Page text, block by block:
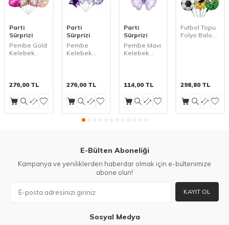
Parti
Sürprizi
Pembe Gold
Kelebek
Set
276,00 TL
Parti
Sürprizi
Pembe
Kelebek
Set
276,00TL
Parti
Sürprizi
Pembe Mavi
Kelebek
114,00TL
Futbol Topu
Folyo Balon
298,80 TL
E-Bülten Aboneliği
Kampanya ve yeniliklerden haberdar olmak için e-bültenimize
abone olun!
KAYIT OL
Sosyal Medya